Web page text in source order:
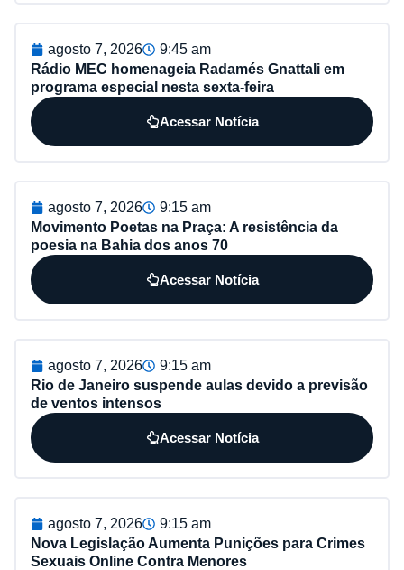
agosto 7, 2026
9:45 am
Rádio MEC homenageia Radamés Gnattali em
programa especial nesta sexta-feira
Acessar Notícia
agosto 7, 2026
9:15 am
Movimento Poetas na Praça: A resistência da
poesia na Bahia dos anos 70
Acessar Notícia
agosto 7, 2026
9:15 am
Rio de Janeiro suspende aulas devido a previsão
de ventos intensos
Acessar Notícia
agosto 7, 2026
9:15 am
Nova Legislação Aumenta Punições para Crimes
Sexuais Online Contra Menores